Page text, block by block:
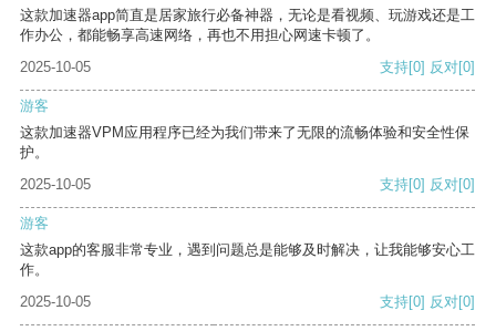
这款加速器app简直是居家旅行必备神器，无论是看视频、玩游戏还是工
作办公，都能畅享高速网络，再也不用担心网速卡顿了。
2025-10-05
支持[0] 反对[0]
游客
这款加速器VPM应用程序已经为我们带来了无限的流畅体验和安全性保
护。
2025-10-05
支持[0] 反对[0]
游客
这款app的客服非常专业，遇到问题总是能够及时解决，让我能够安心工
作。
2025-10-05
支持[0] 反对[0]